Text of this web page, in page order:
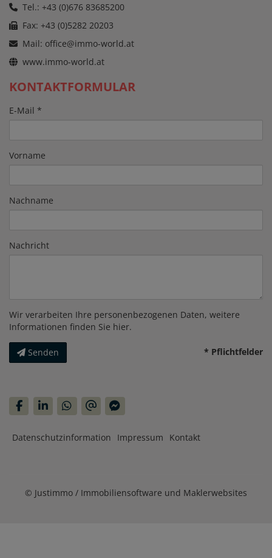
Tel.: +43 (0)676 83685200
Fax: +43 (0)5282 20203
Mail: office@immo-world.at
www.immo-world.at
KONTAKTFORMULAR
E-Mail
Vorname
Nachname
Nachricht
Wir verarbeiten Ihre personenbezogenen Daten, weitere
Informationen finden Sie hier.
Senden * Pflichtfelder
Datenschutzinformation Impressum Kontakt
© Justimmo / Immobiliensoftware und Maklerwebsites